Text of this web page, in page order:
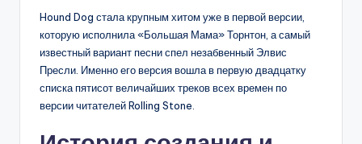
Hound Dog стала крупным хитом уже в первой версии,
которую исполнила «Большая Мама» Торнтон, а самый
известный вариант песни спел незабвенный Элвис
Пресли. Именно его версия вошла в первую двадцатку
списка пятисот величайших треков всех времен по
версии читателей Rolling Stone.